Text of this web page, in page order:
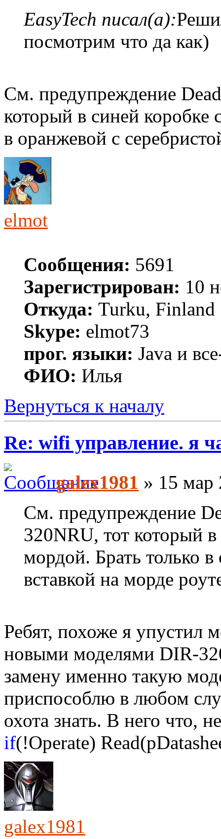
EasyTech писал(а):
посмотрим что да как)
См. предупреждение
который в синей коробке
в оранжевой с
elmot
Сообщения: 5691
Зарегистрирован: 10
Откуда: Turku, Finland
Skype: elmot73
прог. языки: Java и
ФИО: Илья
Вернуться к началу
Re: wifi управление. я
galex1981 » 15 мар
См. предупреждение
320NRU, тот который
мордой. Брать только
вставкой на морде
Ребят, похоже я упустил
новыми моделями DIR-
замену именно такую
приспособлю в любом
охота знать. В него что,
if(!Operate)
galex1981